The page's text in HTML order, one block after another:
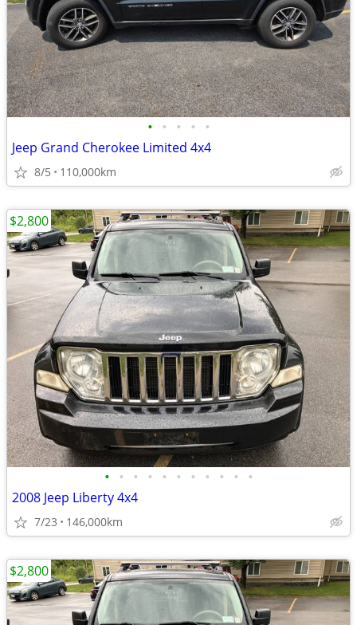
• • • • •
Jeep Grand Cherokee Limited 4x4
8/5 110,000km
• • • • • • • • • • •
2008 Jeep Liberty 4x4
7/23 146,000km
$2,800
$2,800